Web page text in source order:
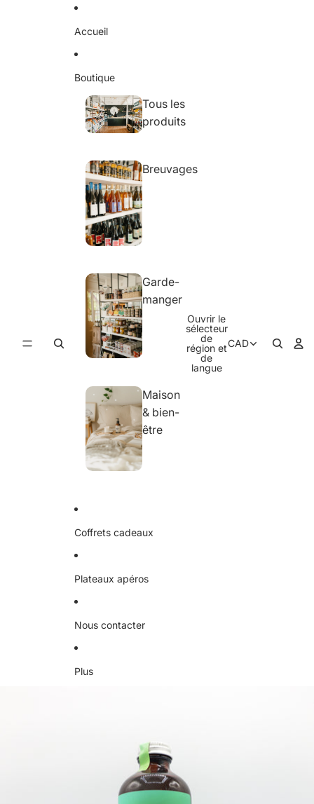
Accueil
Boutique
Tous les
produits
Breuvages
Garde-
manger
Maison
& bien-
être
Coffrets cadeaux
Plateaux apéros
Nous contacter
Plus
Ouvrir le
sélecteur
de
région et
de
langue
CAD